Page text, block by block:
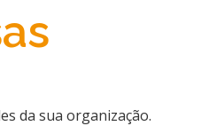
da sua organização.